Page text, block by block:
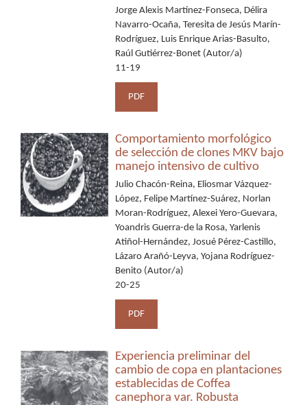
Jorge Alexis Martínez-Fonseca, Délira
Navarro-Ocaña, Teresita de Jesús Marín-
Rodríguez, Luis Enrique Arias-Basulto,
Raúl Gutiérrez-Bonet (Autor/a)
11-19
PDF
Comportamiento morfológico
de selección de clones MKV bajo
manejo intensivo de cultivo
Julio Chacón-Reina, Eliosmar Vázquez-
López, Felipe Martínez-Suárez, Norlan
Moran-Rodríguez, Alexei Yero-Guevara,
Yoandris Guerra-de la Rosa, Yarlenis
Atiñol-Hernández, Josué Pérez-Castillo,
Lázaro Arañó-Leyva, Yojana Rodríguez-
Benito (Autor/a)
20-25
PDF
Experiencia preliminar del
cambio de copa en plantaciones
establecidas de Coffea
canephora var. Robusta